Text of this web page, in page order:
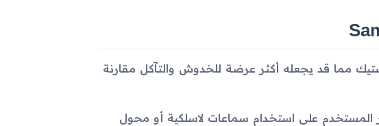
مما قد يجعله أكثر عرضة للخدوش والتآكل مقارنة
الرأس 3.5 ملم، مما يجبر المستخدم على استخدام سماعات لاسلكية أو محول